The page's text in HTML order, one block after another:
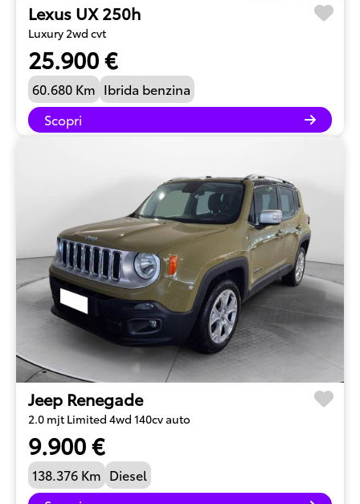
Lexus UX 250h
Luxury 2wd cvt
25.900 €
60.680 Km Ibrida benzina
Scopri
Jeep Renegade
2.0 mjt Limited 4wd 140cv auto
9.900 €
138.376 Km Diesel